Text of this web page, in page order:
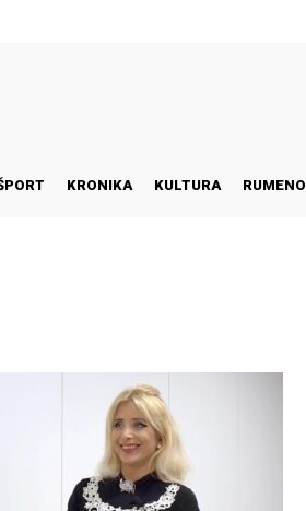
KRONIKA KULTURA RUMENO